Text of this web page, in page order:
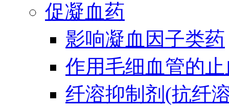
促凝血药
影响凝血因子类药
作用毛细血管的
纤溶抑制剂(抗纤